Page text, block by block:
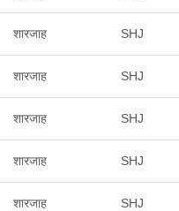
शारजाह SHJ
शारजाह SHJ
शारजाह SHJ
शारजाह SHJ
शारजाह SHJ